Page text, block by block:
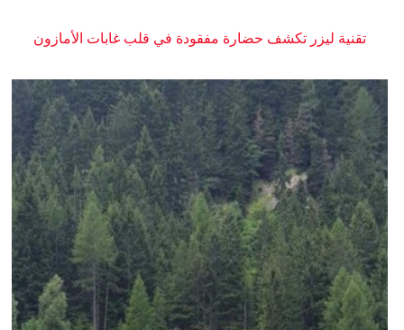
تقنية ليزر تكشف حضارة مفقودة في قلب غابات الأمازون